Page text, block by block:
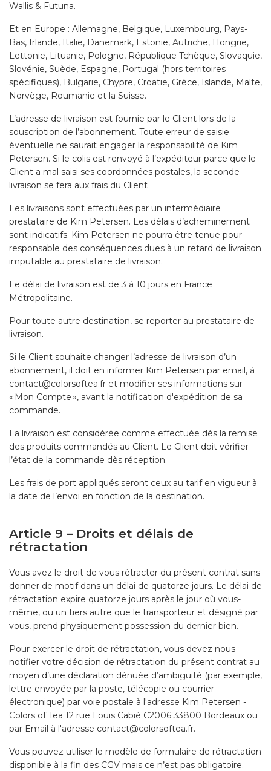
Wallis & Futuna.
Et en Europe : Allemagne, Belgique, Luxembourg, Pays-
Bas, Irlande, Italie, Danemark, Estonie, Autriche, Hongrie,
Lettonie, Lituanie, Pologne, République Tchèque, Slovaquie,
Slovénie, Suède, Espagne, Portugal (hors territoires
spécifiques), Bulgarie, Chypre, Croatie, Grèce, Islande, Malte,
Norvège, Roumanie et la Suisse.
L’adresse de livraison est fournie par le Client lors de la
souscription de l’abonnement. Toute erreur de saisie
éventuelle ne saurait engager la responsabilité de Kim
Petersen. Si le colis est renvoyé à l’expéditeur parce que le
Client a mal saisi ses coordonnées postales, la seconde
livraison se fera aux frais du Client
Les livraisons sont effectuées par un intermédiaire
prestataire de Kim Petersen. Les délais d’acheminement
sont indicatifs. Kim Petersen ne pourra être tenue pour
responsable des conséquences dues à un retard de livraison
imputable au prestataire de livraison.
Le délai de livraison est de 3 à 10 jours en France
Métropolitaine.
Pour toute autre destination, se reporter au prestataire de
livraison.
Si le Client souhaite changer l’adresse de livraison d’un
abonnement, il doit en informer Kim Petersen par email, à
contact@colorsoftea.fr et modifier ses informations sur
« Mon Compte », avant la notification d'expédition de sa
commande.
La livraison est considérée comme effectuée dès la remise
des produits commandés au Client. Le Client doit vérifier
l’état de la commande dès réception.
Les frais de port appliqués seront ceux au tarif en vigueur à
la date de l’envoi en fonction de la destination.
Article 9 – Droits et délais de
rétractation
Vous avez le droit de vous rétracter du présent contrat sans
donner de motif dans un délai de quatorze jours. Le délai de
rétractation expire quatorze jours après le jour où vous-
même, ou un tiers autre que le transporteur et désigné par
vous, prend physiquement possession du dernier bien.
Pour exercer le droit de rétractation, vous devez nous
notifier votre décision de rétractation du présent contrat au
moyen d’une déclaration dénuée d’ambiguïté (par exemple,
lettre envoyée par la poste, télécopie ou courrier
électronique) par voie postale à l'adresse Kim Petersen -
Colors of Tea 12 rue Louis Cabié C2006 33800 Bordeaux ou
par Email à l'adresse contact@colorsoftea.fr.
Vous pouvez utiliser le modèle de formulaire de rétractation
disponible à la fin des CGV mais ce n’est pas obligatoire.